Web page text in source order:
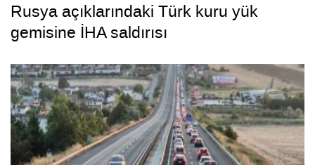
Rusya açıklarındaki Türk kuru yük
gemisine İHA saldırısı